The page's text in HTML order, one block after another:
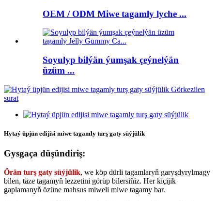
OEM / ODM Miwe tagamly lyche ...
Soyulyp bilýän ýumşak çeýnelýän
üzüm ...
Hytaý üpjün edijisi miwe tagamly turş gaty süýjülik
Gysgaça düşündiriş:
Örän turş gaty süýjülik, we köp dürli tagamlaryň garyşdyrylmagy
bilen, täze tagamyň lezzetini görüp bilersiňiz. Her kiçijik
gaplamanyň özüne mahsus miweli miwe tagamy bar.